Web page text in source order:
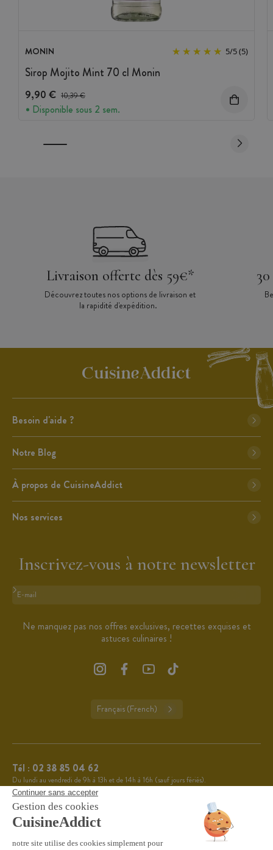
MONIN 5/5(5)
Sirop Mojito Mint 70 cl Monin
9,90 € Prix avant réduction :
10,39 €
Disponible sous 2 sem.
Livraison offerte dès 59€*
Découvrez toutes nos options de livraison et
la rapidité d'expédition.
Besoin d'aide ?
Notre Blog
À propos de CuisineAddict
Nos services
Inscrivez-vous à notre newsletter
Format : adresse@email.com
Ne manquez pas nos offres exclusives, recettes exquises et
astuces culinaires !
Français (French)
Tél : 02 38 85 04 62
Du lundi au vendredi de 9h à 13h et de 14h à 16h (sauf jours fériés).
4.7
CuisineAddict affiche une note de 4,7 sur 5 grâce à plus
de 3 700 avis authentiques. Merci pour votre fidélité.
VOIR TOUS LES AVIS